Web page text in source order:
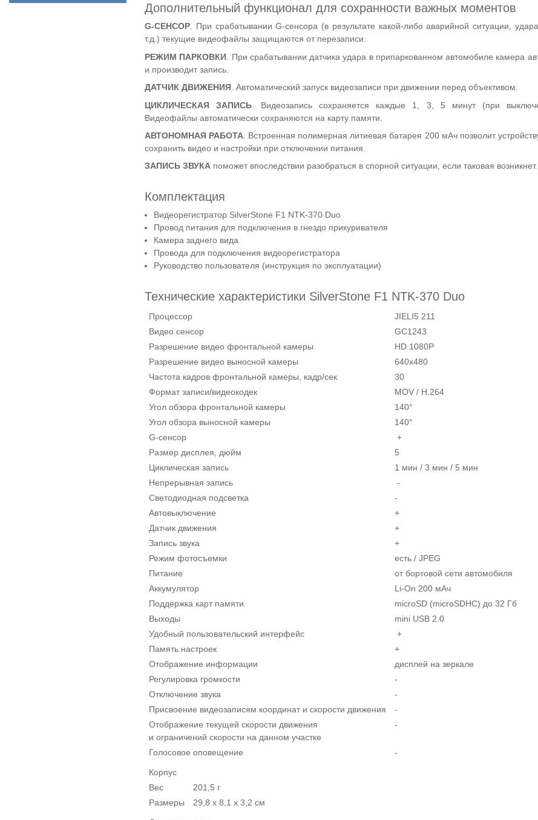
Дополнительный функционал для сохранности важных моментов
G-СЕНСОР. При срабатывании G-сенсора (в результате какой-либо аварийной ситуации,
т.д.) текущие видеофайлы защищаются от перезаписи.
РЕЖИМ ПАРКОВКИ . При срабатывании датчика удара в припаркованном автомобиле камера
и производит запись.
ДАТЧИК ДВИЖЕНИЯ . Автоматический запуск видеозаписи при движении перед объективом.
ЦИКЛИЧЕСКАЯ ЗАПИСЬ . Видеозапись сохраняется каждые 1, 3, 5 минут (при
Видеофайлы автоматически сохраняются на карту памяти.
АВТОНОМНАЯ РАБОТА . Встроенная полимерная литиевая батарея 200 мАч позволит
сохранить видео и настройки при отключении питания.
ЗАПИСЬ ЗВУКА поможет впоследствии разобраться в спорной ситуации, если таковая возникнет.
Комплектация
Видеорегистратор SilverStone F1 NTK-370 Duo
Провод питания для подключения в гнездо прикуривателя
Камера заднего вида
Провода для подключения видеорегистратора
Руководство пользователя (инструкция по эксплуатации)
Технические характеристики SilverStone F1 NTK-370 Duo
Процессор
JIELI5 211
Видео сенсор
GC1243
Разрешение видео фронтальной камеры
HD 1080P
Разрешение видео выносной камеры
640х480
Частота кадров фронтальной камеры, кадр/сек
30
Формат записи/видеокодек
MOV / H.264
Угол обзора фронтальной камеры
140°
Угол обзора выносной камеры
140°
G-сенсор
+
Размер дисплея, дюйм
5
Циклическая запись
1 мин / 3 мин / 5 мин
Непрерывная запись
-
Светодиодная подсветка
-
Автовыключение
+
Датчик движения
+
Запись звука
+
Режим фотосъемки
есть / JPEG
Питание
от бортовой сети автомобиля
Аккумулятор
Li-On 200 мАч
Поддержка карт памяти
microSD (microSDHC) до 32 Гб
Выходы
mini USB 2.0
Удобный пользовательский интерфейс
+
Память настроек
+
Отображение информации
дисплей на зеркале
Регулировка громкости
-
Отключение звука
-
Присвоение видеозаписям координат и скорости движения
-
Отображение текущей скорости движения
и ограничений скорости на данном участке
-
Голосовое оповещение -
Корпус
Вес
201,5 г
Размеры
29,8 х 8,1 х 3,2 см